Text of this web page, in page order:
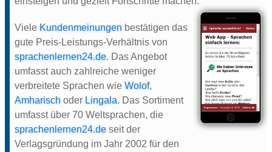
Viele Kundenmeinungen bestätigen das
gute Preis-Leistungs-Verhältnis von
sprachenlernen24.de. Das Angebot
umfasst auch zahlreiche weniger
verbreitete Sprachen wie Wolof,
Amharisch oder Lingala. Das Sortiment
umfasst über 70 Weltsprachen, die
sprachenlernen24.de seit der
Verlagsgründung im Jahr 2002 für den